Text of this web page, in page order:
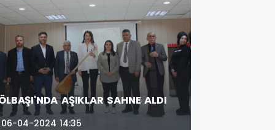
AŞIKLAR SAHNE ALDI
06-04-2024 14:35